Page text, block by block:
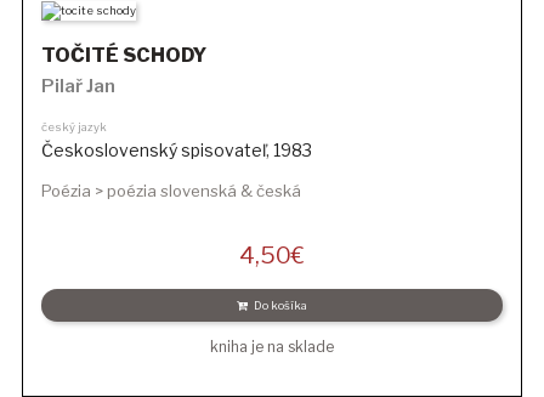
TOČITÉ SCHODY
Pilař Jan
český jazyk
Československý spisovateľ, 1983
Poézia > poézia slovenská & česká
4,50€
Do košíka
kniha je na sklade